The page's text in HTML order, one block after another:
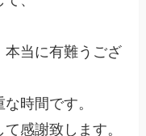
本当に有難うござ
時間です。
感謝致します。